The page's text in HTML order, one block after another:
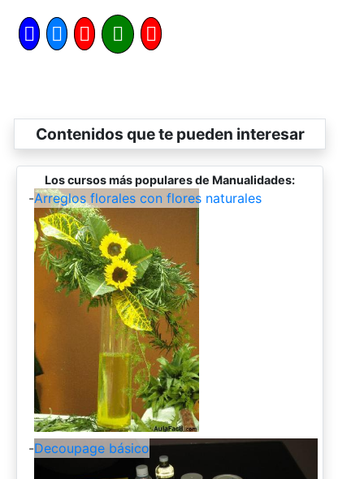
Contenidos que te pueden interesar
Los cursos más populares de Manualidades:
-Arreglos florales con flores naturales
-Decoupage básico